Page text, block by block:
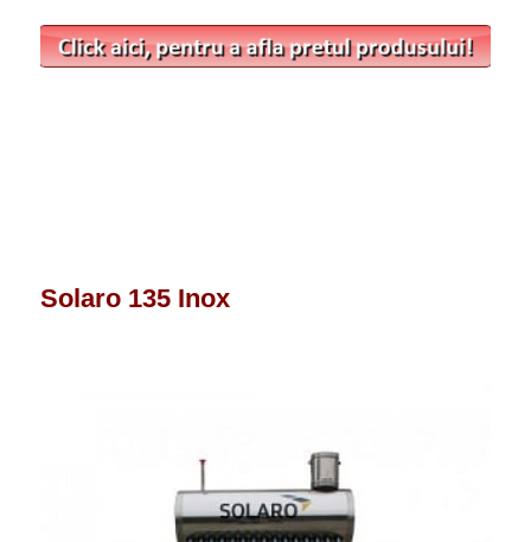
Solaro 135 Inox